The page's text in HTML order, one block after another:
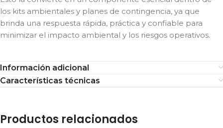
los kits ambientales y planes de contingencia, ya que
brinda una respuesta rápida, práctica y confiable para
minimizar el impacto ambiental y los riesgos operativos.
Información adicional
Características técnicas
Productos relacionados